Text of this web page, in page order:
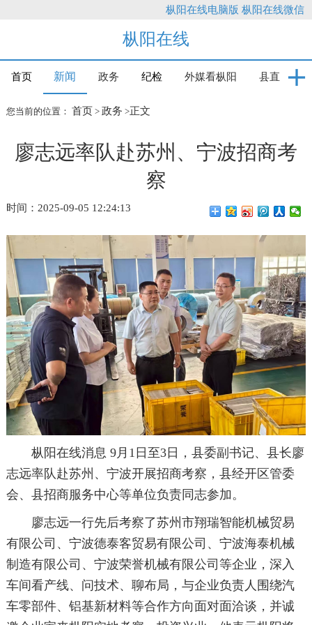
枞阳在线电脑版 枞阳在线微信
枞阳在线
首页 新闻 政务 纪检 外媒看枞阳 县直
您当前的位置： 首页 > 政务 >正文
廖志远率队赴苏州、宁波招商考
察
时间：2025-09-05 12:24:13
枞阳在线消息 9月1日至3日，县委副书记、县长廖
志远率队赴苏州、宁波开展招商考察，县经开区管委
会、县招商服务中心等单位负责同志参加。
廖志远一行先后考察了苏州市翔瑞智能机械贸易
有限公司、宁波德泰客贸易有限公司、宁波海泰机械
制造有限公司、宁波荣誉机械有限公司等企业，深入
车间看产线、问技术、聊布局，与企业负责人围绕汽
车零部件、铝基新材料等合作方向面对面洽谈，并诚